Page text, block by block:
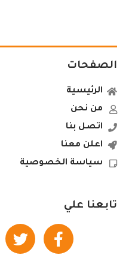
الصفحات
الرئيسية
من نحن
اتصل بنا
اعلن معنا
سياسة الخصوصية
تابعنا علي